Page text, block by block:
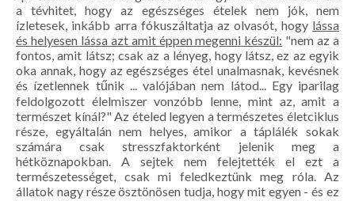
a tévhitet, hogy az egészséges ételek nem jók, nem
ízletesek, inkább arra fókuszáltatja az olvasót, hogy lássa
és helyesen lássa azt amit éppen megenni készül: "nem az a
fontos, amit látsz; csak az a lényeg, hogy látsz, ez az egyik
oka annak, hogy az egészséges étel unalmasnak, kevésnek
és ízetlennek tűnik ... valójában nem látod... Egy iparilag
feldolgozott élelmiszer vonzóbb lenne, mint az, amit a
természet kínál?" Az ételed legyen a természetes életciklus
része, egyáltalán nem helyes, amikor a táplálék sokak
számára csak stresszfaktorként jelenik meg a
hétköznapokban. A sejtek nem felejtették el ezt a
természetességet, csak mi feledkeztünk meg róla. Az
állatok nagy része ösztönösen tudja, hogy mit egyen - és ez